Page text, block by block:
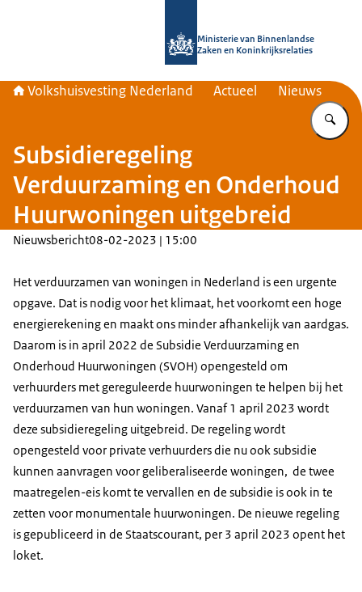
Ministerie van Binnenlandse
Zaken en Koninkrijksrelaties
Volkshuisvesting Nederland Actueel Nieuws
Subsidieregeling
Verduurzaming en Onderhoud
Huurwoningen uitgebreid
Nieuwsbericht08-02-2023 | 15:00
Het verduurzamen van woningen in Nederland is een urgente
opgave. Dat is nodig voor het klimaat, het voorkomt een hoge
energierekening en maakt ons minder afhankelijk van aardgas.
Daarom is in april 2022 de Subsidie Verduurzaming en
Onderhoud Huurwoningen (SVOH) opengesteld om
verhuurders met gereguleerde huurwoningen te helpen bij het
verduurzamen van hun woningen. Vanaf 1 april 2023 wordt
deze subsidieregeling uitgebreid. De regeling wordt
opengesteld voor private verhuurders die nu ook subsidie
kunnen aanvragen voor geliberaliseerde woningen, de twee
maatregelen-eis komt te vervallen en de subsidie is ook in te
zetten voor monumentale huurwoningen. De nieuwe regeling
is gepubliceerd in de Staatscourant, per 3 april 2023 opent het
loket.